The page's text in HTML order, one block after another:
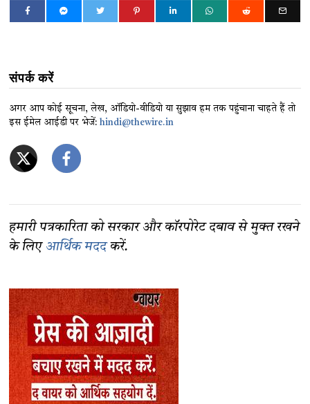
संपर्क करें
अगर आप कोई सूचना, लेख, ऑडियो-वीडियो या सुझाव हम तक पहुंचाना चाहते हैं तो
इस ईमेल आईडी पर भेजें:hindi@thewire.in
हमारी पत्रकारिता को सरकार और कॉरपोरेट दबाव से मुक्त रखने
के लिए आर्थिक मददकरें.